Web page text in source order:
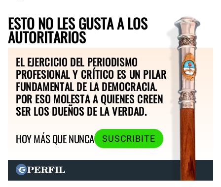
ESTO NO LES GUSTA A LOS
AUTORITARIOS
EL EJERCICIO DEL PERIODISMO
PROFESIONAL Y CRÍTICO ES UN PILAR
FUNDAMENTAL DE LA DEMOCRACIA.
POR ESO MOLESTA A QUIENES CREEN
SER LOS DUEÑOS DE LA VERDAD.
HOY MÁS QUE NUNCA
SUSCRIBITE